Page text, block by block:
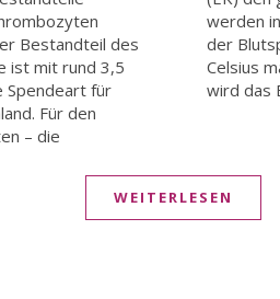
Bestandteil des
ist mit rund 3,5
Spendeart für
Für den
– die
Sie sind nach
+2 und +6 Grad
wird das
WEITERLESEN